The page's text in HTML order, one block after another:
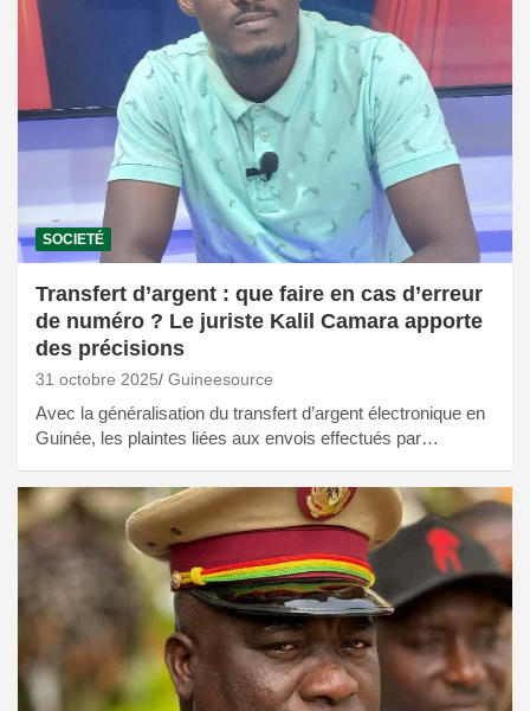
SOCIETÉ
Transfert d’argent : que faire en cas d’erreur
de numéro ? Le juriste Kalil Camara apporte
des précisions
31 octobre 2025 Guineesource
Avec la généralisation du transfert d’argent électronique en
Guinée, les plaintes liées aux envois effectués par…